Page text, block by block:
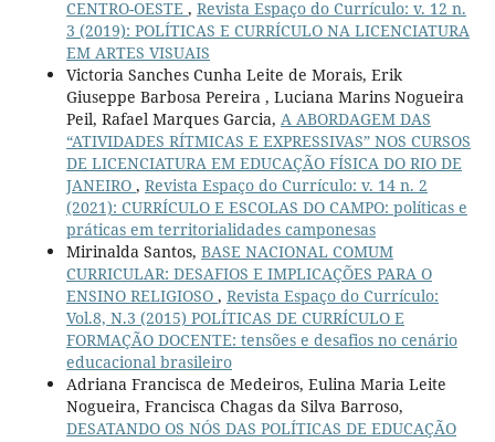
CENTRO-OESTE , Revista Espaço do Currículo: v. 12 n.
3 (2019): POLÍTICAS E CURRÍCULO NA LICENCIATURA
EM ARTES VISUAIS
Victoria Sanches Cunha Leite de Morais, Erik
Giuseppe Barbosa Pereira , Luciana Marins Nogueira
Peil, Rafael Marques Garcia, A ABORDAGEM DAS
“ATIVIDADES RÍTMICAS E EXPRESSIVAS” NOS CURSOS
DE LICENCIATURA EM EDUCAÇÃO FÍSICA DO RIO DE
JANEIRO , Revista Espaço do Currículo: v. 14 n. 2
(2021): CURRÍCULO E ESCOLAS DO CAMPO: políticas e
práticas em territorialidades camponesas
Mirinalda Santos, BASE NACIONAL COMUM
CURRICULAR: DESAFIOS E IMPLICAÇÕES PARA O
ENSINO RELIGIOSO , Revista Espaço do Currículo:
Vol.8, N.3 (2015) POLÍTICAS DE CURRÍCULO E
FORMAÇÃO DOCENTE: tensões e desafios no cenário
educacional brasileiro
Adriana Francisca de Medeiros, Eulina Maria Leite
Nogueira, Francisca Chagas da Silva Barroso,
DESATANDO OS NÓS DAS POLÍTICAS DE EDUCAÇÃO